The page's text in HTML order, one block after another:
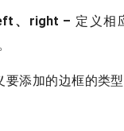
、right – 定义相
要添加的边框的类